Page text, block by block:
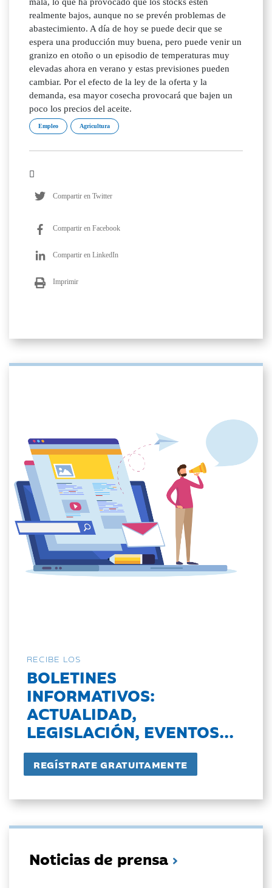
mala, lo que ha provocado que los stocks estén
realmente bajos, aunque no se prevén problemas de
abastecimiento. A día de hoy se puede decir que se
espera una producción muy buena, pero puede venir un
granizo en otoño o un episodio de temperaturas muy
elevadas ahora en verano y estas previsiones pueden
cambiar. Por el efecto de la ley de la oferta y la
demanda, esa mayor cosecha provocará que bajen un
poco los precios del aceite.
Empleo Agricultura
Compartir en Twitter
Compartir en Facebook
Compartir en LinkedIn
Imprimir
RECIBE LOS
BOLETINES
INFORMATIVOS:
ACTUALIDAD,
LEGISLACIÓN, EVENTOS...
Noticias de prensa